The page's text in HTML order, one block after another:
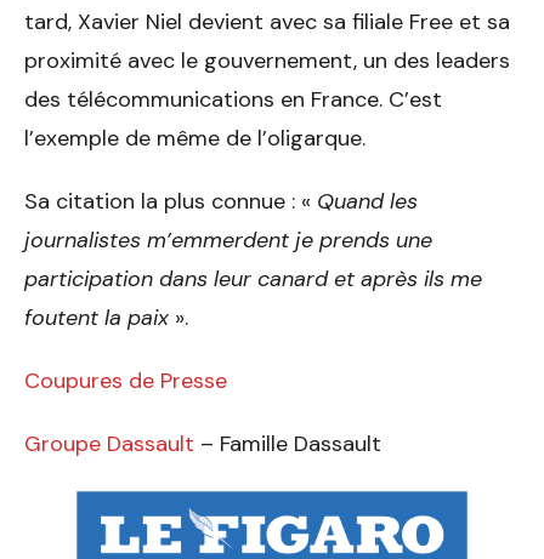
tard, Xavier Niel devient avec sa filiale Free et sa
proximité avec le gouvernement, un des leaders
des télécommunications en France. C’est
l’exemple de même de l’oligarque.
Sa citation la plus connue : « Quand les
journalistes m’emmerdent je prends une
participation dans leur canard et après ils me
foutent la paix ».
Coupures de Presse
Groupe Dassault – Famille Dassault